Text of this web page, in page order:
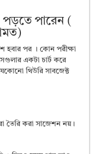
পারেন (
হবার পর । কোন পরীক্ষা
একটা চার্ট করে
থিউরি সাবজেক্ট
তৈরি করা সাজেশন নয়।